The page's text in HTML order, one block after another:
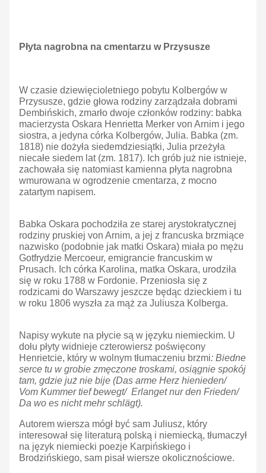
Płyta nagrobna na cmentarzu w Przysusze
W czasie dziewięcioletniego pobytu Kolbergów w
Przysusze, gdzie głowa rodziny zarządzała dobrami
Dembińskich, zmarło dwoje członków rodziny: babka
macierzysta Oskara Henrietta Merker von Arnim i jego
siostra, a jedyna córka Kolbergów, Julia. Babka (zm.
1818) nie dożyła siedemdziesiątki, Julia przeżyła
niecałe siedem lat (zm. 1817). Ich grób już nie istnieje,
zachowała się natomiast kamienna płyta nagrobna
wmurowana w ogrodzenie cmentarza, z mocno
zatartym napisem.
Babka Oskara pochodziła ze starej arystokratycznej
rodziny pruskiej von Arnim, a jej z francuska brzmiące
nazwisko (podobnie jak matki Oskara) miała po mężu
Gotfrydzie Mercoeur, emigrancie francuskim w
Prusach. Ich córka Karolina, matka Oskara, urodziła
się w roku 1788 w Fordonie. Przeniosła się z
rodzicami do Warszawy jeszcze będąc dzieckiem i tu
w roku 1806 wyszła za mąż za Juliusza Kolberga.
Napisy wykute na płycie są w języku niemieckim. U
dołu płyty widnieje czterowiersz poświęcony
Henrietcie, który w wolnym tłumaczeniu brzmi: Biedne
serce tu w grobie zmęczone troskami, osiągnie spokój
tam, gdzie już nie bije (Das arme Herz hienieden/
Vom Kummer tief bewegt/ Erlanget nur den Frieden/
Da wo es nicht mehr schlägt).
Autorem wiersza mógł być sam Juliusz, który
interesował się literaturą polską i niemiecką, tłumaczył
na język niemiecki poezje Karpińskiego i
Brodzińskiego, sam pisał wiersze okolicznościowe.